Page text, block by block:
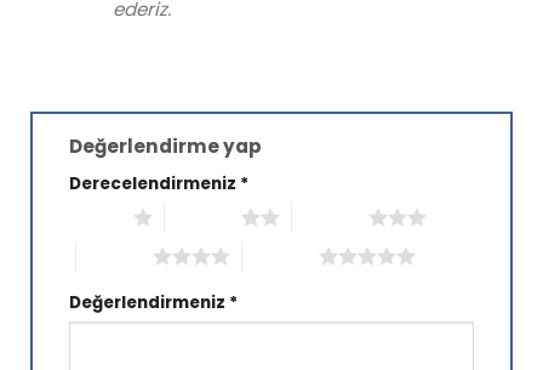
ederiz.
Değerlendirme yap
Derecelendirmeniz *
Değerlendirmeniz *